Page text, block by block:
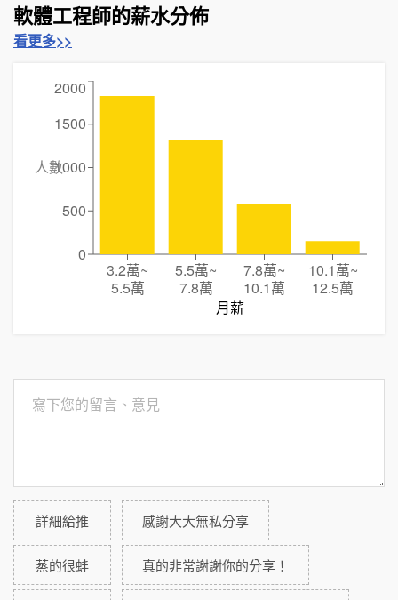
軟體工程師的薪水分佈
看更多>>
3.2萬~
5.5萬
5.5萬~
7.8萬
7.8萬~
10.1萬
10.1萬~
12.5萬
月薪
0
500
1000
1500
2000
人數
詳細給推 感謝大大無私分享
蒸的很蚌 真的非常謝謝你的分享！